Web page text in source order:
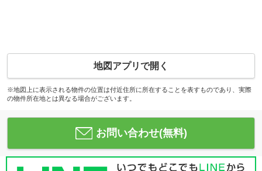
地図アプリで開く
※地図上に表示される物件の位置は付近住所に所在することを表すものであり、実際
の物件所在地とは異なる場合がございます。
お問い合わせ(無料)